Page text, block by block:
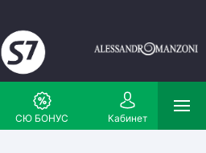
СЮ БОНУС Кабинет